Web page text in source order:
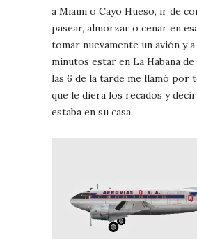
a Miami o Cayo Hueso, ir de
pasear, almorzar o cenar en
tomar nuevamente un avión y
minutos estar en La Habana
las 6 de la tarde me llamó por
que le diera los recados y
estaba en su casa.